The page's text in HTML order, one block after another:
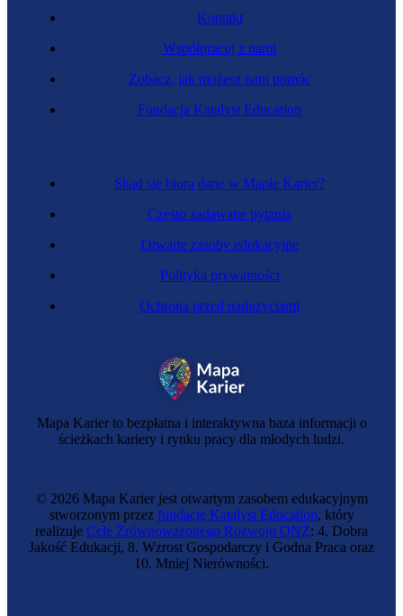
Mapa Karier to bezpłatna i interaktywna baza informacji o
ścieżkach kariery i rynku pracy dla młodych ludzi.
Skąd się biorą dane w Mapie Karier?
Często zadawane pytania
Otwarte zasoby edukacyjne
Polityka prywatności
Ochrona przed nadużyciami
Kontakt
Współpracuj z nami
Zobacz, jak możesz nam pomóc
Fundacja Katalyst Education
© 2026 Mapa Karier jest otwartym zasobem edukacyjnym
stworzonym przez fundację Katalyst Education, który
realizuje Cele Zrównoważonego Rozwoju ONZ: 4. Dobra
Jakość Edukacji, 8. Wzrost Gospodarczy i Godna Praca oraz
10. Mniej Nierówności.